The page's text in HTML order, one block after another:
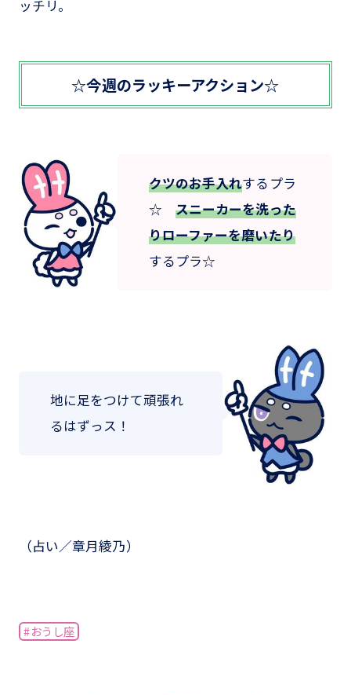
ッチリ。
☆今週のラッキーアクション☆
クツのお手入れするプラ
☆ スニーカーを洗った
りローファーを磨いたり
するプラ☆
地に足をつけて頑張れ
るはずっス！
（占い／章月綾乃）
#おうし座